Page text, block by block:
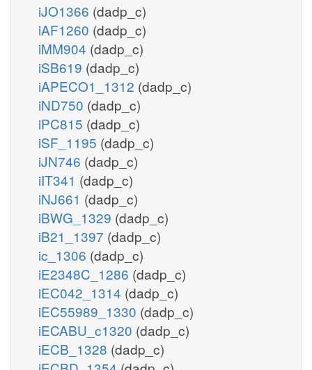
iJO1366 (dadp_c)
iAF1260 (dadp_c)
iMM904 (dadp_c)
iSB619 (dadp_c)
iAPECO1_1312 (dadp_c)
iND750 (dadp_c)
iPC815 (dadp_c)
iSF_1195 (dadp_c)
iJN746 (dadp_c)
iIT341 (dadp_c)
iNJ661 (dadp_c)
iBWG_1329 (dadp_c)
iB21_1397 (dadp_c)
ic_1306 (dadp_c)
iE2348C_1286 (dadp_c)
iEC042_1314 (dadp_c)
iEC55989_1330 (dadp_c)
iECABU_c1320 (dadp_c)
iECB_1328 (dadp_c)